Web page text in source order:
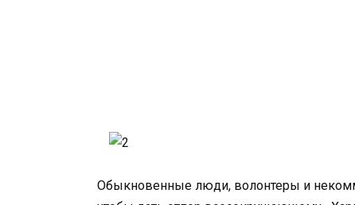
Обыкновенные люди, волонтеры и